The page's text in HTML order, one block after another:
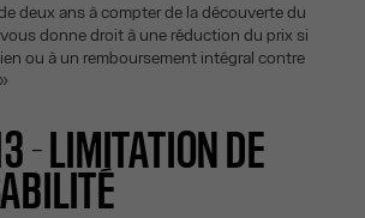
deux ans à compter de la découverte du
donne droit à une réduction du prix si
ou à un remboursement intégral contre
- LIMITATION DE